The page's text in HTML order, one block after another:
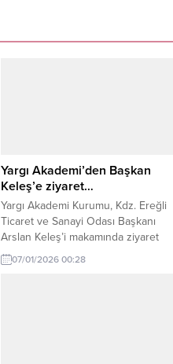
Yargı Akademi’den Başkan
Keleş’e ziyaret…
Yargı Akademi Kurumu, Kdz. Ereğli
Ticaret ve Sanayi Odası Başkanı
Arslan Keleş’i makamında ziyaret
etti. Ziyarete kurumun Eğitim
Koordinatörü Dr. Hakkı Yavuz Toplu,
07/01/2026 00:28